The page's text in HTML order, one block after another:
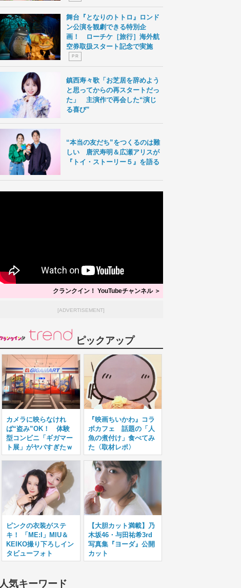
舞台『となりのトトロ』ロンド
ン公演を観劇できる特別企
画！ ローチケ［旅行］海外航
空券取扱スタート記念で実施
P R
鎮西寿々歌「お芝居を辞めよう
と思ってからの再スタートだっ
た」 主演作で再会した“演じ
る喜び”
“本当の友だち”をつくるのは難
しい 唐沢寿明＆広瀬アリスが
『トイ・ストーリー５』を語る
クランクイン！ YouTubeチャンネル ＞
[ADVERTISEMENT]
ピックアップ
カメラに映らなけれ
ば“盗み”OK！ 体験
型コンビニ「ギガマー
ト展」がヤバすぎたｗ
『映画ちいかわ』コラ
ボカフェ 話題の「人
魚の煮付け」食べてみ
た〈取材レポ〉
ピンクの衣装がステ
キ！ 「ME:I」MIU＆
KEIKO撮り下ろしイン
タビューフォト
【大胆カット満載】乃
木坂46・与田祐希3rd
写真集『ヨーダ』公開
カット
人気キーワード